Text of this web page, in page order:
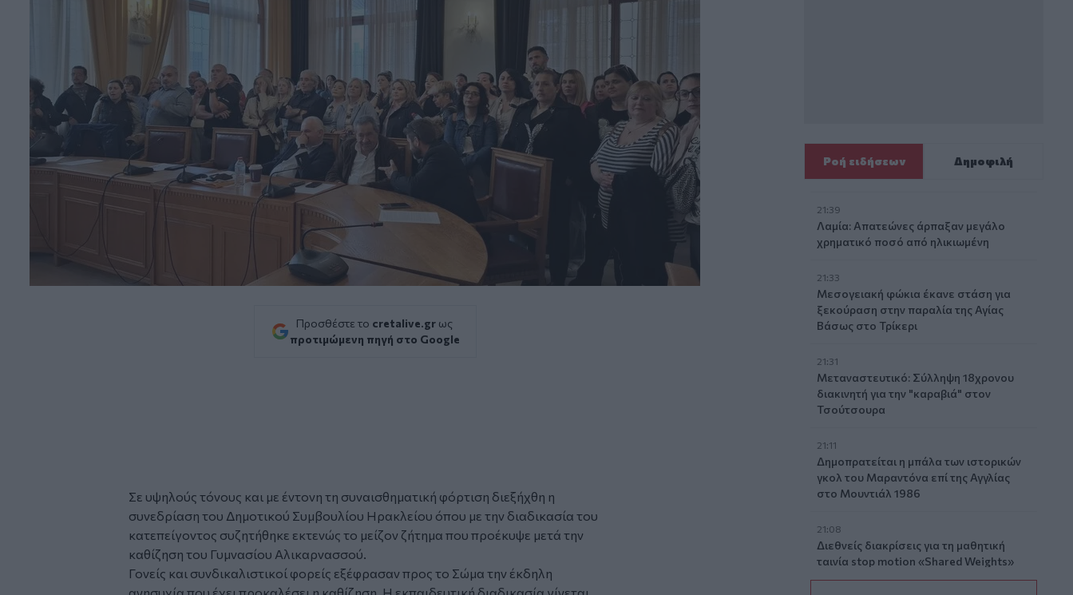
Προσθέστε το cretalive.gr ως
προτιμώμενη πηγή στο Google
Σε υψηλούς τόνους και με έντονη τη συναισθηματική φόρτιση διεξήχθη η
συνεδρίαση του Δημοτικού Συμβουλίου Ηρακλείου όπου με την διαδικασία του
κατεπείγοντος συζητήθηκε εκτενώς το μείζον ζήτημα που προέκυψε μετά την
καθίζηση του Γυμνασίου Αλικαρνασσού.
Γονείς και συνδικαλιστικοί φορείς εξέφρασαν προς το Σώμα την έκδηλη
Ροή ειδήσεων Δημοφιλή
21:39
Λαμία: Απατεώνες άρπαξαν μεγάλο
χρηματικό ποσό από ηλικιωμένη
21:33
Μεσογειακή φώκια έκανε στάση για
ξεκούραση στην παραλία της Αγίας
Βάσως στο Τρίκερι
21:31
Μεταναστευτικό: Σύλληψη 18χρονου
διακινητή για την "καραβιά" στον
Τσούτσουρα
21:11
Δημοπρατείται η μπάλα των ιστορικών
γκολ του Μαραντόνα επί της Αγγλίας
στο Μουντιάλ 1986
21:08
Διεθνείς διακρίσεις για τη μαθητική
ταινία stop motion «Shared Weights»
του 8ου Γυμνασίου Ηρακλείου